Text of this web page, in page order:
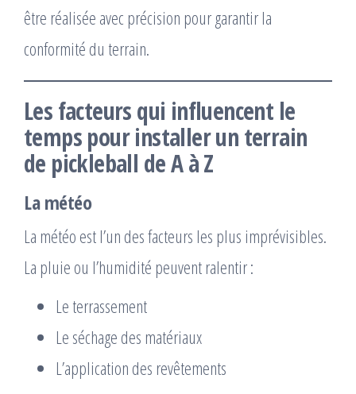
être réalisée avec précision pour garantir la
conformité du terrain.
Les facteurs qui influencent le
temps pour installer un terrain
de pickleball de A à Z
La météo
La météo est l’un des facteurs les plus imprévisibles.
La pluie ou l’humidité peuvent ralentir :
Le terrassement
Le séchage des matériaux
L’application des revêtements